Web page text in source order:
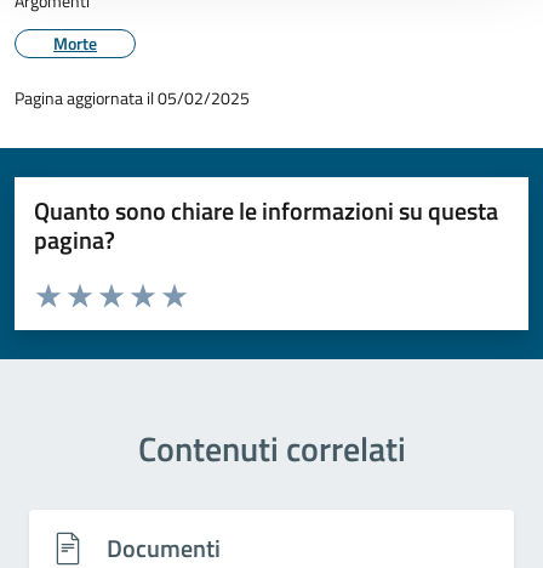
Morte
Pagina aggiornata il 05/02/2025
Quanto sono chiare le informazioni su questa
pagina?
Valuta da 1 a 5 stelle la pagina
Valuta 5 stelle su 5
Valuta 4 stelle su 5
Valuta 3 stelle su 5
Valuta 2 stelle su 5
Valuta 1 stelle su 5
Contenuti correlati
Documenti